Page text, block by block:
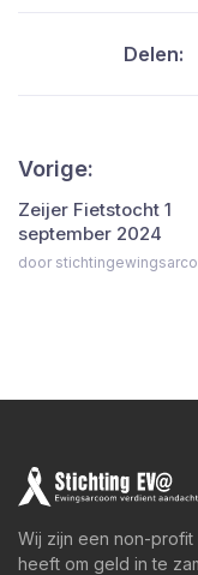
Delen:
Vorige:
Zeijer Fietstocht 1
september 2024
door
Wij zijn een non-
heeft om geld in te